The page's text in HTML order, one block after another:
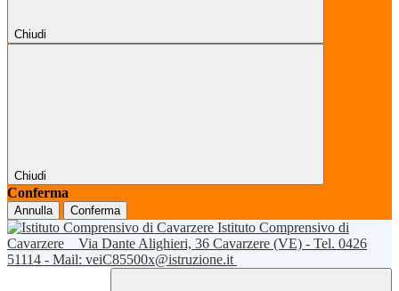
Chiudi
Chiudi
Conferma
Annulla Conferma
Istituto Comprensivo di
Cavarzere
Via Dante Alighieri, 36 Cavarzere (VE) - Tel. 0426
51114 - Mail: veiC85500x@istruzione.it